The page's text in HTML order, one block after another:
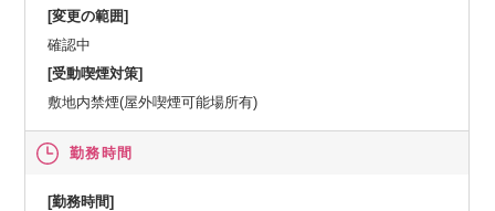
[変更の範囲]
確認中
[受動喫煙対策]
敷地内禁煙(屋外喫煙可能場所有)
勤務時間
[勤務時間]